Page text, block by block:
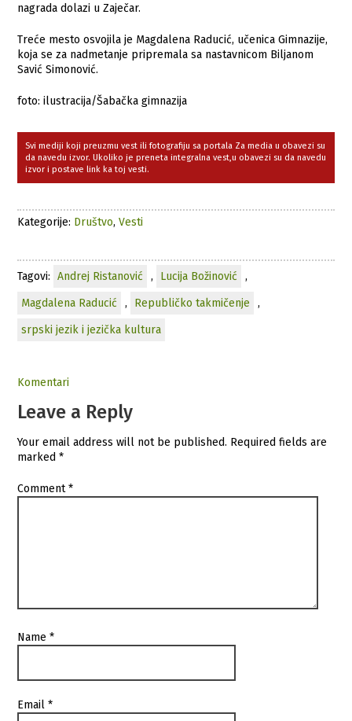
nagrada dolazi u Zaječar.
Treće mesto osvojila je Magdalena Raducić, učenica Gimnazije,
koja se za nadmetanje pripremala sa nastavnicom Biljanom
Savić Simonović.
foto: ilustracija/Šabačka gimnazija
Svi mediji koji preuzmu vest ili fotografiju sa portala Za media u obavezi su
da navedu izvor. Ukoliko je preneta integralna vest,u obavezi su da navedu
izvor i postave link ka toj vesti.
Kategorije: Društvo,Vesti
Tagovi: Andrej Ristanović , Lucija Božinović
,
Magdalena Raducić
, Republičko takmičenje
,
srpski jezik i jezička kultura
Komentari
Leave a Reply
Your email address will not be published. Required fields are
marked*
Comment*
Name*
Email*